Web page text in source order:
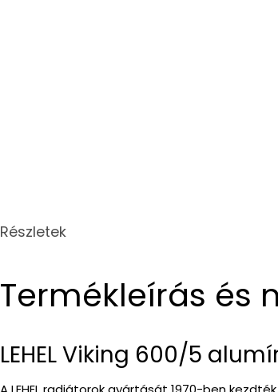
Részletek
Termékleírás és
LEHEL Viking 600/5